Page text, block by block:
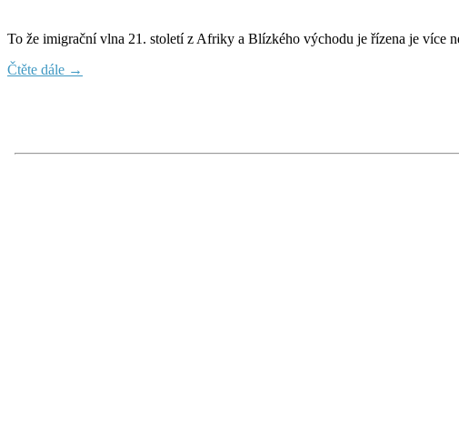
To že imigrační vlna 21. století z Afriky a Blízkého východu je řízena je
Čtěte dále →